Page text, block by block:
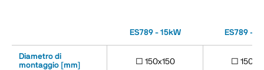
ES789 - 15kW ES789 -
Diametro di
montaggio [mm]
□ 150x150 □